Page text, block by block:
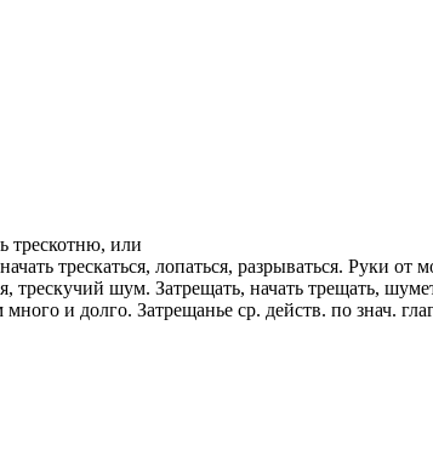
трескотню, или
трескаться, лопаться, разрываться. Руки
трескучий шум. Затрещать, начать трещать,
и долго. Затрещанье ср. действ. по знач.